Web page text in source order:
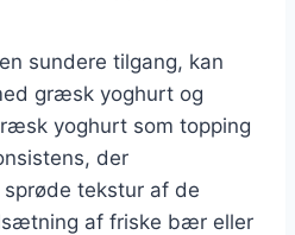
sundere tilgang, kan
græsk yoghurt og
yoghurt som topping
der
tekstur af de
af friske bær eller